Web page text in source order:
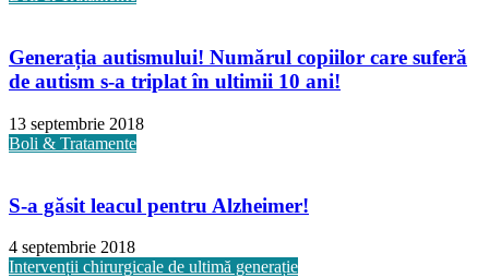
Generația autismului! Numărul copiilor care suferă
de autism s-a triplat în ultimii 10 ani!
13 septembrie 2018
Boli & Tratamente
S-a găsit leacul pentru Alzheimer!
4 septembrie 2018
Intervenții chirurgicale de ultimă generație